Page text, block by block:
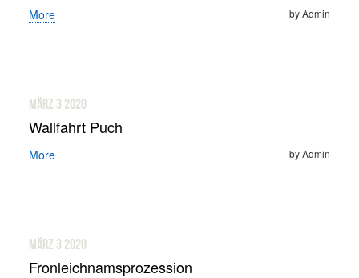
More by Admin
März 3 2020
Wallfahrt Puch
More by Admin
März 3 2020
Fronleichnamsprozession